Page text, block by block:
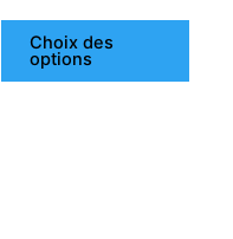
Choix des
options